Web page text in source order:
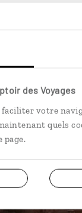
des Voyages
votre
quels
page.